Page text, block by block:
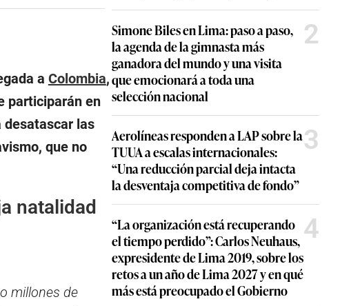
a Colombia,
participarán en
desatascar las
que no
natalidad
millones de
Simone Biles en Lima: paso a paso,
la agenda de la gimnasta más
ganadora del mundo y una visita
que emocionará a toda una
selección nacional
2
Aerolíneas responden a LAP sobre la
TUUA a escalas internacionales:
“Una reducción parcial deja intacta
la desventaja competitiva de fondo”
3
“La organización está recuperando
el tiempo perdido”: Carlos Neuhaus,
expresidente de Lima 2019, sobre los
retos a un año de Lima 2027 y en qué
más está preocupado el Gobierno
4